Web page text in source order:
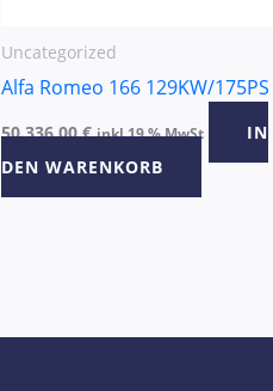
Uncategorized
Alfa Romeo 166 129KW/175PS
50.336,00€ inkl 19 % MwSt
IN
DEN WARENKORB